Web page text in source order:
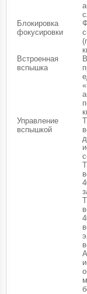
Блокировка
фокусировки
Встроенная
вспышка
Управление
вспышкой